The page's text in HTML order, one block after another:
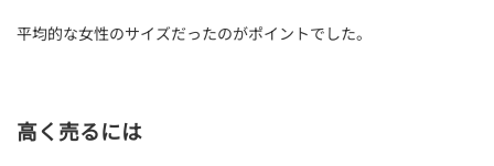
平均的な女性のサイズだったのがポイントでした。
高く売るには